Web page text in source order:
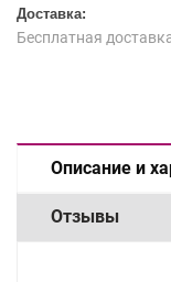
Доставка:
Бесплатная
Описание и
Отзывы